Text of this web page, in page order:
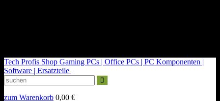
Tech Profis Shop Gaming PCs | Office PCs | PC Komponenten |
Software | Ersatzteile
zum Warenkorb 0,00 €